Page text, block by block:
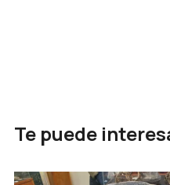
Te puede